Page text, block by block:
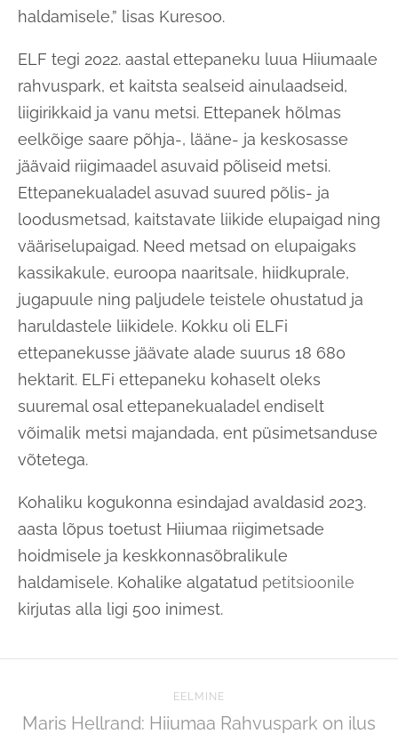
haldamisele,” lisas Kuresoo.
ELF tegi 2022. aastal ettepaneku luua Hiiumaale
rahvuspark, et kaitsta sealseid ainulaadseid,
liigirikkaid ja vanu metsi. Ettepanek hõlmas
eelkõige saare põhja-, lääne- ja keskosasse
jäävaid riigimaadel asuvaid põliseid metsi.
Ettepanekualadel asuvad suured põlis- ja
loodusmetsad, kaitstavate liikide elupaigad ning
vääriselupaigad. Need metsad on elupaigaks
kassikakule, euroopa naaritsale, hiidkuprale,
jugapuule ning paljudele teistele ohustatud ja
haruldastele liikidele. Kokku oli ELFi
ettepanekusse jäävate alade suurus 18 680
hektarit. ELFi ettepaneku kohaselt oleks
suuremal osal ettepanekualadel endiselt
võimalik metsi majandada, ent püsimetsanduse
võtetega.
Kohaliku kogukonna esindajad avaldasid 2023.
aasta lõpus toetust Hiiumaa riigimetsade
hoidmisele ja keskkonnasõbralikule
haldamisele. Kohalike algatatud petitsioonile
kirjutas alla ligi 500 inimest.
EELMINE
Maris Hellrand: Hiiumaa Rahvuspark on ilus